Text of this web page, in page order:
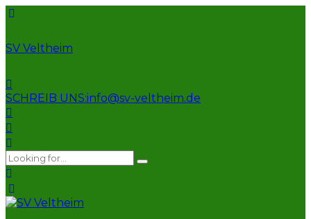
SV Veltheim
SCHREIB UNS:info@sv-veltheim.de